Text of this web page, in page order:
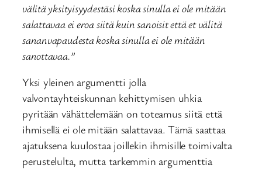
välitä yksityisyydestäsi koska sinulla ei ole mitään
salattavaa ei eroa siitä kuin sanoisit että et välitä
sananvapaudesta koska sinulla ei ole mitään
sanottavaa.”
Yksi yleinen argumentti jolla
valvontayhteiskunnan kehittymisen uhkia
pyritään vähättelemään on toteamus siitä että
ihmisellä ei ole mitään salattavaa. Tämä saattaa
ajatuksena kuulostaa joillekin ihmisille toimivalta
perustelulta, mutta tarkemmin argumenttia